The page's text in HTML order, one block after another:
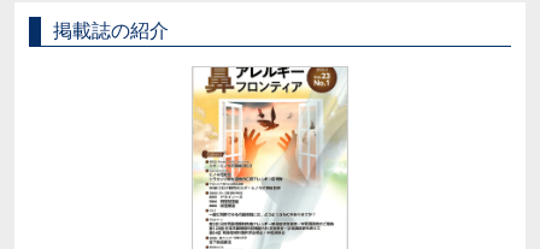
掲載誌の紹介